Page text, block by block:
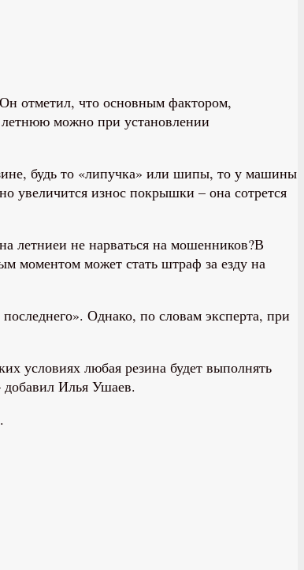
отметил, что основным фактором,
можно при установлении
будь то «липучка» или шипы, то у машины
увеличится износ покрышки – она сотрется
и не нарваться на мошенников?В
моментом может стать штраф за езду на
Однако, по словам эксперта, при
условиях любая резина будет выполнять
добавил Илья Ушаев.